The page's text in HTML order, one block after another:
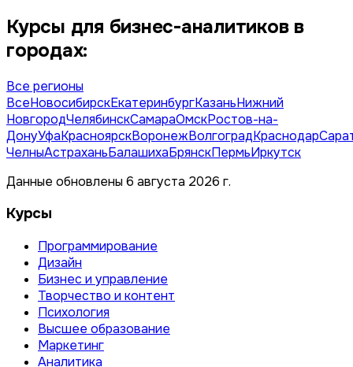
Курсы для бизнес-аналитиков в
городах:
Все регионы
ВсеНовосибирскЕкатеринбургКазаньНижний
НовгородЧелябинскСамараОмскРостов-на-
ДонуУфаКрасноярскВоронежВолгоградКраснодар
ЧелныАстраханьБалашихаБрянскПермьИркутск
Данные обновлены 6 августа 2026 г.
Курсы
Программирование
Дизайн
Бизнес и управление
Творчество и контент
Психология
Высшее образование
Маркетинг
Аналитика